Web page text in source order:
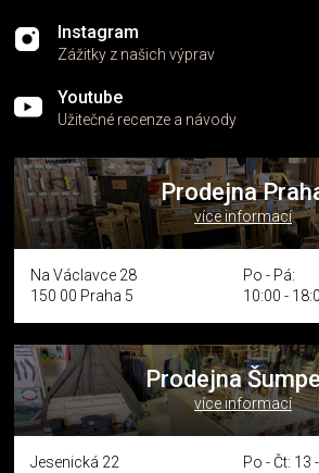
Instagram
Zážitky z našich výprav
Youtube
Užitečné recenze a návody
Prodejna
více informací
Na Václavce 28
150 00 Praha 5
Po - Pá:
10:00 -
Prodejna
více informací
Jesenická 22
Po - Čt: 13